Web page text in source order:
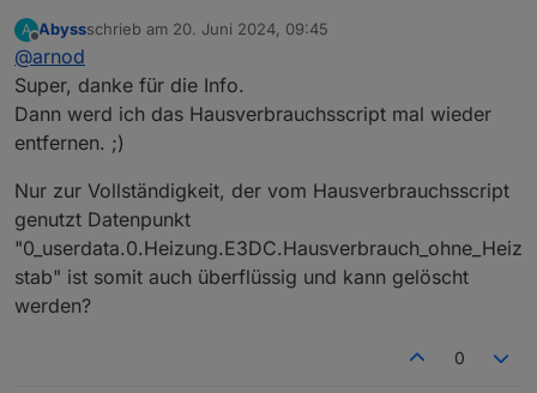
auch bei meinem Wallbox Script, da ist es dann besser
alle anderen Scripte können so diesen Wert
verwenden.
Die Berechnung habe ich aus dem Script
Hausverbrauch von ORuessel übernommen und um
A
Offline
Abyssschrieb am 20. Juni 2024, 09:45
zuletzt editiert von
@arnod
Super, danke für die Info.
Dann werd ich das Hausverbrauchsscript mal wieder
entfernen. ;)
Nur zur Vollständigkeit, der vom Hausverbrauchsscript
genutzt Datenpunkt
"0_userdata.0.Heizung.E3DC.Hausverbrauch_ohne_Heiz
stab" ist somit auch überflüssig und kann gelöscht
werden?
0